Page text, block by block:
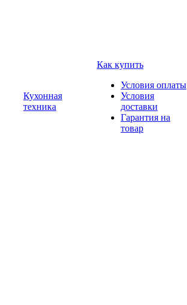
Кухонная
техника
Как купить
Условия оплаты
Условия
доставки
Гарантия на
товар